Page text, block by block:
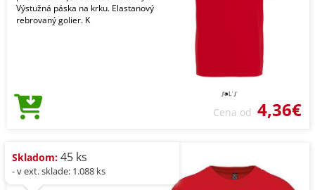
Výstužná páska na krku. Elastanový
rebrovaný golier. K
Cena od 4,36€
Skladom: 45 ks
- v ext. sklade: 1.088 ks